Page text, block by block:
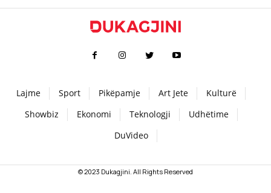
DuVideo
Lajme Sport Pikëpamje Art Jete
Kulturë
Showbiz
Ekonomi Teknologji
Udhëtime
DuVideo
© 2023 Dukagjini. All Rights Reserved